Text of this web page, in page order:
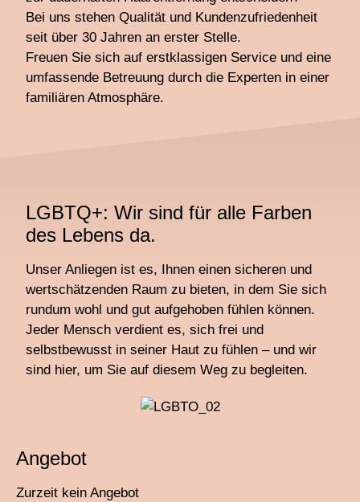
Bei uns stehen Qualität und Kundenzufriedenheit
seit über 30 Jahren an erster Stelle.
Freuen Sie sich auf erstklassigen Service und eine
umfassende Betreuung durch die Experten in einer
familiären Atmosphäre.
LGBTQ+: Wir sind für alle Farben
des Lebens da.
Unser Anliegen ist es, Ihnen einen sicheren und
wertschätzenden Raum zu bieten, in dem Sie sich
rundum wohl und gut aufgehoben fühlen können.
Jeder Mensch verdient es, sich frei und
selbstbewusst in seiner Haut zu fühlen – und wir
sind hier, um Sie auf diesem Weg zu begleiten.
Angebot
Zurzeit kein Angebot